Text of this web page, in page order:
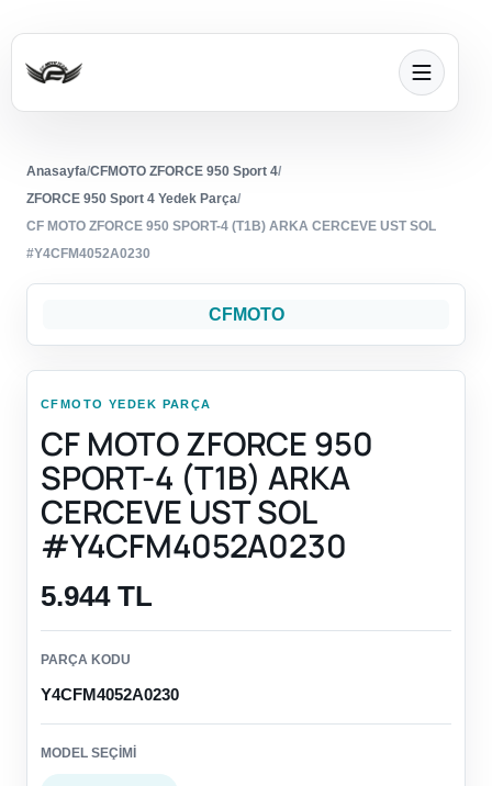
Anasayfa/CFMOTO ZFORCE 950 Sport 4/
ZFORCE 950 Sport 4 Yedek Parça/
CF MOTO ZFORCE 950 SPORT-4 (T1B) ARKA CERCEVE UST SOL
#Y4CFM4052A0230
CFMOTO
CFMOTO YEDEK PARÇA
CF MOTO ZFORCE 950
SPORT-4 (T1B) ARKA
CERCEVE UST SOL
#Y4CFM4052A0230
5.944 TL
PARÇA KODU
Y4CFM4052A0230
MODEL SEÇIMI